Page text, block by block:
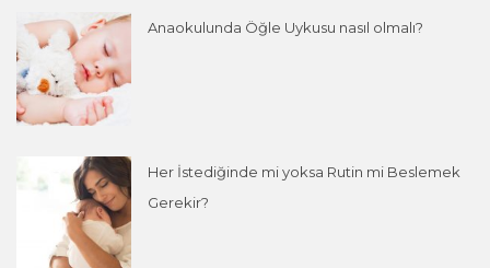
Anaokulunda Öğle Uykusu nasıl olmalı?
Her İstediğinde mi yoksa Rutin mi Beslemek
Gerekir?